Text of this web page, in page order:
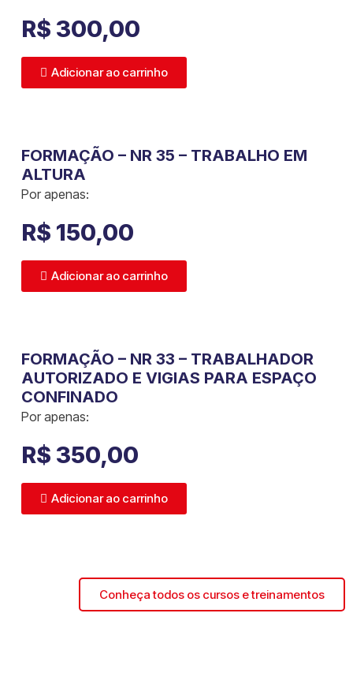
R$ 300,00
Adicionar ao carrinho
FORMAÇÃO – NR 35 – TRABALHO EM
ALTURA
Por apenas:
R$ 150,00
Adicionar ao carrinho
FORMAÇÃO – NR 33 – TRABALHADOR
AUTORIZADO E VIGIAS PARA ESPAÇO
CONFINADO
Por apenas:
R$ 350,00
Adicionar ao carrinho
Conheça todos os cursos e treinamentos